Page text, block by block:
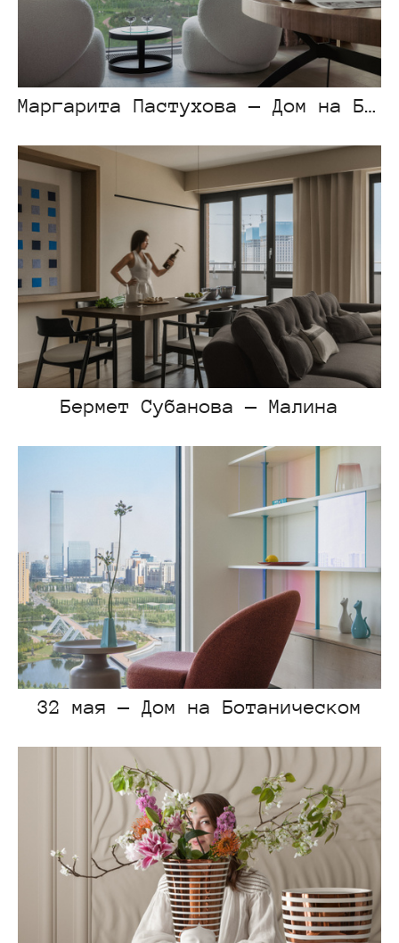
Маргарита Пастухова — Дом на Ботаническом
Бермет Субанова — Малина
32 мая — Дом на Ботаническом